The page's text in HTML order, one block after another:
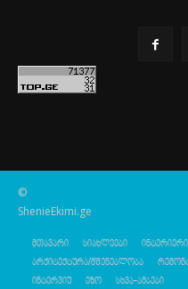
©
ShenieEkimi.ge
მთავარი სიახლეები ინტერიერი
არქიტექტურა/მშენებლობა
ინტერვიუ ეზო სხვა-ამბები